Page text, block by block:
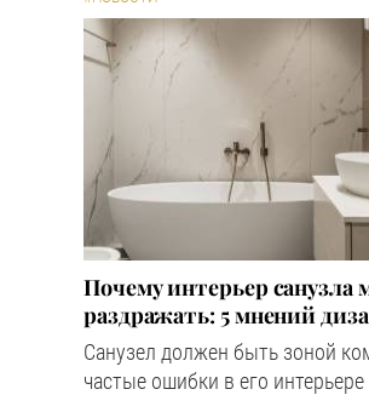
Почему интерьер санузла
раздражать: 5 мнений
Санузел должен быть зоной
частые ошибки в его интерьере